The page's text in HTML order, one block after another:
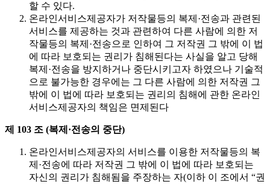
할 수 있다.
온라인서비스제공자가 저작물등의 복제·전송과 관련된
서비스를 제공하는 것과 관련하여 다른 사람에 의한 저
작물등의 복제·전송으로 인하여 그 저작권 그 밖에 이 법
에 따라 보호되는 권리가 침해된다는 사실을 알고 당해
복제·전송을 방지하거나 중단시키고자 하였으나 기술적
으로 불가능한 경우에는 그 다른 사람에 의한 저작권 그
밖에 이 법에 따라 보호되는 권리의 침해에 관한 온라인
서비스제공자의 책임은 면제된다
제 103 조 (복제·전송의 중단)
온라인서비스제공자의 서비스를 이용한 저작물등의 복
제·전송에 따라 저작권 그 밖에 이 법에 따라 보호되는
자신의 권리가 침해됨을 주장하는 자(이하 이 조에서 “권